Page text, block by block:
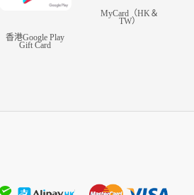
多樣化 偶爾放鬆天天玩】
有自在逍遙！專屬家園打造，摘蟠
卦；神將好感培養，解鎖專屬故事
和你的夥伴組成最強公會！許願好
wyly.funtales
香港Google Play
Gift Card
MyCard（HK＆
TW）